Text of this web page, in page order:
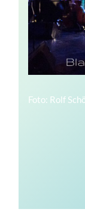
Foto: Rolf